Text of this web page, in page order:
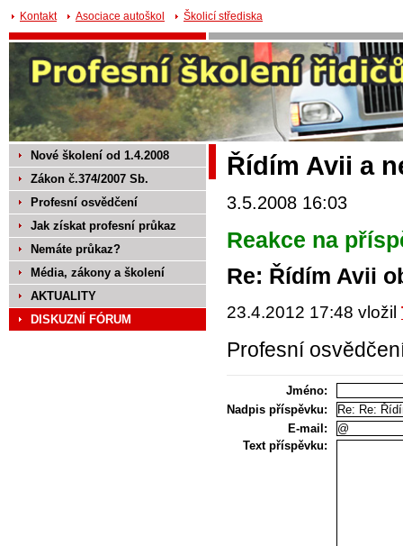
Kontakt Asociace autoškol Školicí střediska
Řídím Avii a
3.5.2008 16:03
Reakce na
Re: Řídím Avii
23.4.2012 17:48 vložil
Profesní
Jméno:
Nadpis příspěvku:
E-mail:
Text příspěvku:
Nové školení od 1.4.2008
Zákon č.374/2007 Sb.
Profesní osvědčení
Jak získat profesní průkaz
Nemáte průkaz?
Média, zákony a školení
AKTUALITY
DISKUZNÍ FÓRUM